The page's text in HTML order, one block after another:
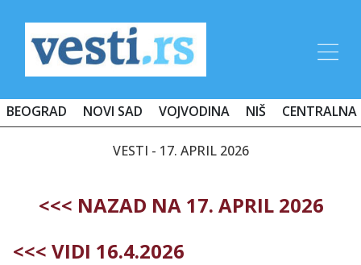
BEOGRAD NOVI SAD VOJVODINA NIŠ CENTRALNA
VESTI - 17. APRIL 2026
<<< NAZAD NA 17. APRIL 2026
<<< VIDI 16.4.2026